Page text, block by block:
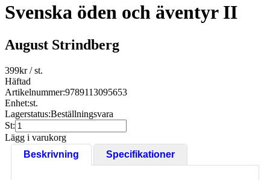
Svenska öden och äventyr II
August Strindberg
399kr/ st.
Häftad
Artikelnummer:9789113095653
Enhet:st.
Lagerstatus:Beställningsvara
St:
Lägg i varukorg
Beskrivning
Specifikationer